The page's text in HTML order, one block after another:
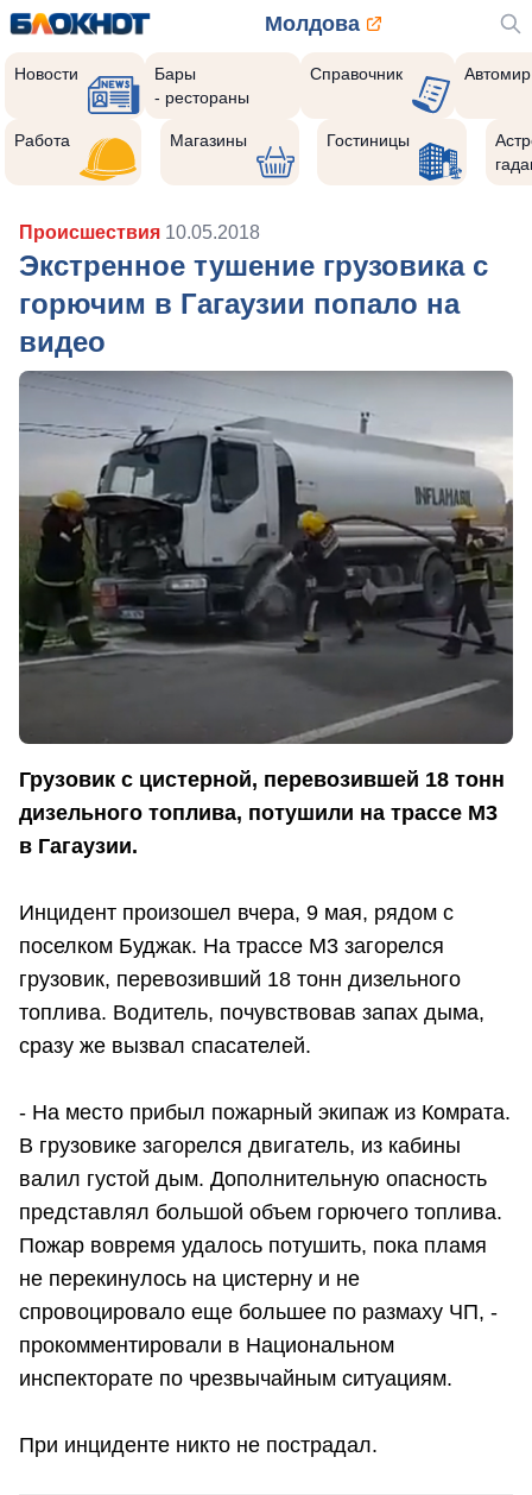
Молдова
Новости
Бары
- рестораны
Справочник Автомир
Работа Магазины Гостиницы
Происшествия 10.05.2018
Экстренное тушение грузовика с
горючим в Гагаузии попало на
видео
Грузовик с цистерной, перевозившей 18 тонн
дизельного топлива, потушили на трассе М3
в Гагаузии.
Инцидент произошел вчера, 9 мая, рядом с
поселком Буджак. На трассе М3 загорелся
грузовик, перевозивший 18 тонн дизельного
топлива. Водитель, почувствовав запах дыма,
сразу же вызвал спасателей.
- На место прибыл пожарный экипаж из Комрата.
В грузовике загорелся двигатель, из кабины
валил густой дым. Дополнительную опасность
представлял большой объем горючего топлива.
Пожар вовремя удалось потушить, пока пламя
не перекинулось на цистерну и не
спровоцировало еще большее по размаху ЧП, -
прокомментировали в Национальном
инспекторате по чрезвычайным ситуациям.
При инциденте никто не пострадал.